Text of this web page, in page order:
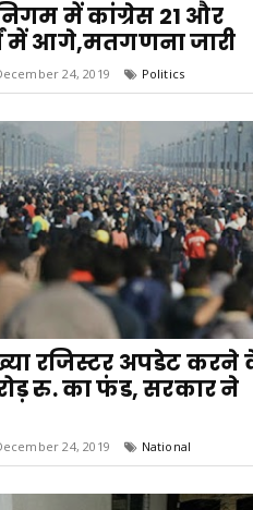
में कांग्रेस 21 और
में आगे,मतगणना जारी
24, 2019 Politics
रजिस्टर अपडेट करने
रु. का फंड, सरकार ने
24, 2019 National